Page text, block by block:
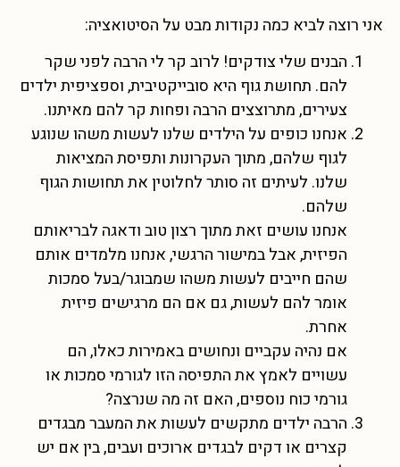
אני רוצה לביא כמה נקודות מבט על הסיטואציה:
הבנים שלי צודקים! לרוב קר לי הרבה לפני שקר
להם. תחושת גוף היא סובייקטיבית, וספציפית ילדים
צעירים, מתרוצצים הרבה ופחות קר להם מאיתנו.
אנחנו כופים על הילדים שלנו לעשות משהו שנוגע
לגוף שלהם, מתוך העקרונות ותפיסת המציאות
שלנו. לעיתים זה סותר לחלוטין את תחושות הגוף
שלהם.
אנחנו עושים זאת מתוך רצון טוב ודאגה לבריאותם
הפיזית, אבל במישור הרגשי, אנחנו מלמדים אותם
שהם חייבים לעשות משהו שמבוגר/בעל סמכות
אומר להם לעשות, גם אם הם מרגישים פיזית
אחרת.
אם נהיה עקביים ונחושים באמירות כאלו, הם
עשויים לאמץ את התפיסה הזו לגורמי סמכות או
גורמי כוח נוספים, האם זה מה שנרצה?
הרבה ילדים מתקשים לעשות את המעבר מבגדים
קצרים או דקים לבגדים ארוכים ועבים, בין אם יש